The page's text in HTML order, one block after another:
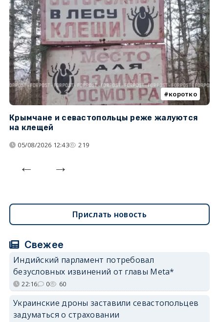
коротко
Крымчане и севастопольцы реже жалуются
на клещей
05/08/2026 12:43 219
Прислать новость
Свежее
Индийский парламент потребовал
безусловных извинений от главы Meta*
22:16 0 60
Украинские дроны заставили севастопольцев
задуматься о страховании